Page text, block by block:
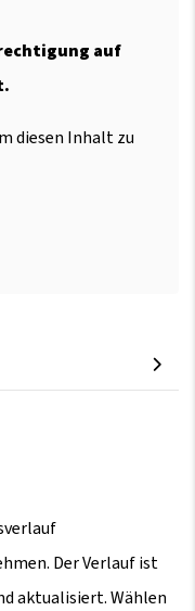
auf
diesen Inhalt zu
Der Verlauf ist
aktualisiert. Wählen